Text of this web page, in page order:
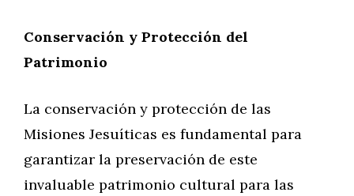
Conservación y Protección del
Patrimonio
La conservación y protección de las
Misiones Jesuíticas es fundamental para
garantizar la preservación de este
invaluable patrimonio cultural para las